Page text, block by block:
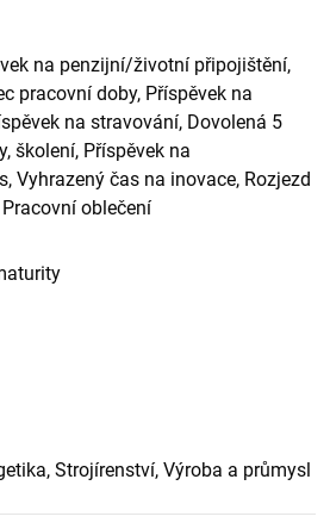
na penzijní/životní připojištění,
pracovní doby, Příspěvek na
na stravování, Dovolená 5
školení, Příspěvek na
Vyhrazený čas na inovace, Rozjezd
oblečení
Strojírenství, Výroba a průmysl